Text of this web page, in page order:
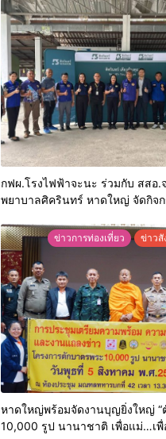
การสร้างภาพลักษณ์ที่ดีของมหาวิ
กฟผ.โรงไฟฟ้าจะนะ ร่วมกับ สสอ.
พยาบาลศิครินทร์ หาดใหญ่ จัดกิจ
ข่าวการท่องเที่ยว ข่าวสั
หาดใหญ่พร้อมจัดงานบุญยิ่งใหญ่ “
10,000 รูป นานาชาติ เพื่อแม่…เพื่